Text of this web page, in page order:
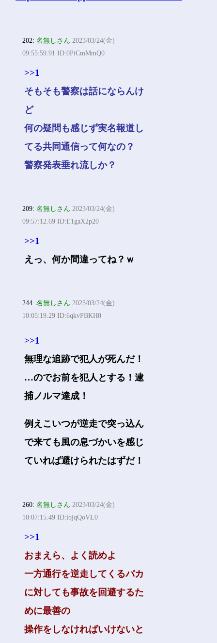
202:名無しさん 2023/03/24(金)
09:55:59.91 ID:0PiCmMmQ0
>>1
そもそも警察は話にならんけ
ど
何の疑問も感じず実名報道し
てる共同通信って何なの？
警察発表垂れ流しか？
209:名無しさん 2023/03/24(金)
09:57:12.69 ID:E1gaX2p20
>>1
えっ、何か間違ってね？ｗ
244:名無しさん 2023/03/24(金)
10:05:19.29 ID:6qkvPBKH0
>>1
無理な追跡で犯人が死んだ！
…のでお前を犯人とする！逮
捕ノルマ達成！
例えこいつが逆走で突っ込ん
で来ても風の息づかいを感じ
ていれば避けられたはずだ！
260:名無しさん 2023/03/24(金)
10:07:15.49 ID:iojqQoVL0
>>1
おまえら、よく読めよ
一方通行を逆走してくるバカ
に対しても事故を回避するた
めに最善の
操作をしなければいけないと